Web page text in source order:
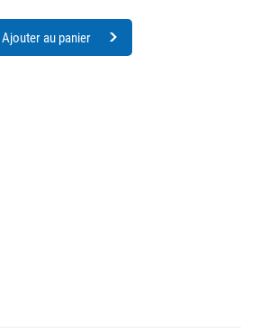
Ajouter au panier